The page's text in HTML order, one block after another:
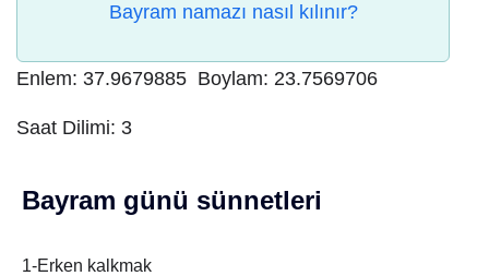
Bayram namazı nasıl kılınır?
Enlem: 37.9679885 Boylam: 23.7569706
Saat Dilimi: 3
Bayram günü sünnetleri
1-Erken kalkmak